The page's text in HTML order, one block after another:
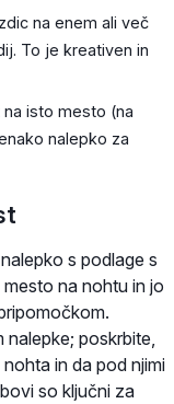
na enem ali več
To je kreativen in
isto mesto (na
nalepko za
s podlage s
na nohtu in jo
poskrbite,
in da pod njimi
so ključni za